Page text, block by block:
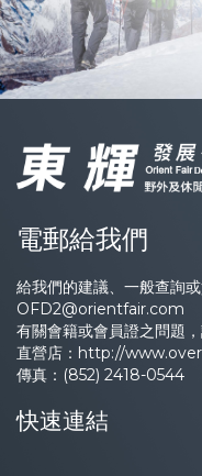
電郵給我們
給我們的建議、一般查詢
OFD2@orientfair.com
有關會籍或會員證之問題，
直營店： http://
傳真：(852) 2418-0544
快速連結